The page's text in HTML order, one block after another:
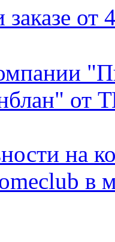
заказе от
от
на
в